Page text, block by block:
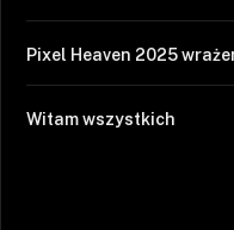
Pixel Heaven 2025
Witam wszystkich